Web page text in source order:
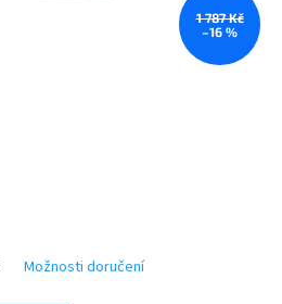
1 787 Kč
–16 %
Možnosti doručení